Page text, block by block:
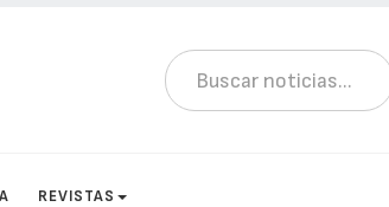
REVISTAS